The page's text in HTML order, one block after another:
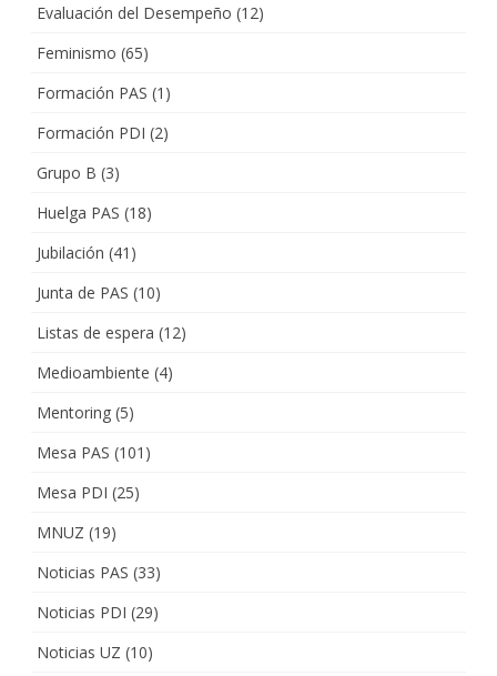
Evaluación del Desempeño (12)
Feminismo (65)
Formación PAS (1)
Formación PDI (2)
Grupo B (3)
Huelga PAS (18)
Jubilación (41)
Junta de PAS (10)
Listas de espera (12)
Medioambiente (4)
Mentoring (5)
Mesa PAS (101)
Mesa PDI (25)
MNUZ (19)
Noticias PAS (33)
Noticias PDI (29)
Noticias UZ (10)